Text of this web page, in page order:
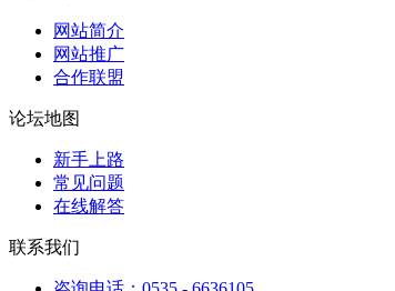
网站简介
网站推广
合作联盟
论坛地图
新手上路
常见问题
在线解答
联系我们